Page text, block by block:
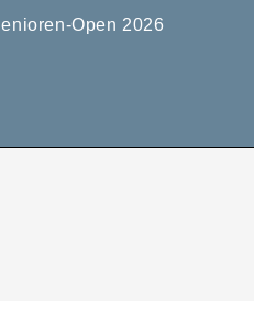
Open 2026